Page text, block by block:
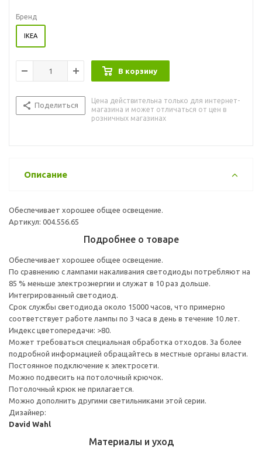
Бренд
IKEA
В корзину
Поделиться
Цена действительна только для интернет-
магазина и может отличаться от цен в
розничных магазинах
Описание
Обеспечивает хорошее общее освещение.
Артикул: 004.556.65
Подробнее о товаре
Обеспечивает хорошее общее освещение.
По сравнению с лампами накаливания светодиоды потребляют на
85 % меньше электроэнергии и служат в 10 раз дольше.
Интегрированный светодиод.
Срок службы светодиода около 15000 часов, что примерно
соответствует работе лампы по 3 часа в день в течение 10 лет.
Индекс цветопередачи: >80.
Может требоваться специальная обработка отходов. За более
подробной информацией обращайтесь в местные органы власти.
Постоянное подключение к электросети.
Можно подвесить на потолочный крючок.
Потолочный крюк не прилагается.
Можно дополнить другими светильниками этой серии.
Дизайнер:
David Wahl
Материалы и уход